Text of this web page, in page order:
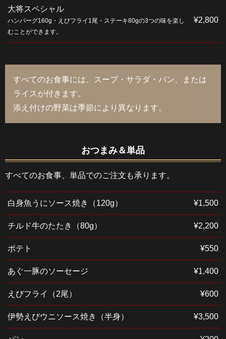
大将スペシャル
ハンバーグ160g・えびフライ1尾・ステーキ80gの3つの味を楽し
むことができます。
¥2,800
すべてのお食事には、スープ・サラダ・パン、または
ライスが付きます。
添え付けの野菜は季節により異なります。
おつまみ＆単品
すべてのお食事、単品でのご注文も承ります。
白身魚うにソース焼き（120g） ¥1,500
チルド牛のたたき（80g） ¥2,200
ポテト ¥550
あぐ一豚のソーセージ ¥1,400
えびフライ（2尾） ¥600
伊勢えびウニソース焼き（半身） ¥3,500